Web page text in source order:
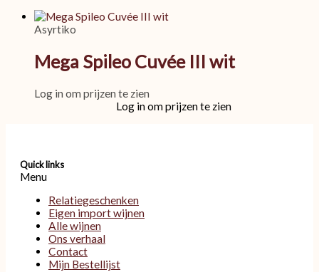
Asyrtiko
Mega Spileo Cuvée III wit
Log in om prijzen te zien
Log in om prijzen te zien
Quick links
Menu
Relatiegeschenken
Eigen import wijnen
Alle wijnen
Ons verhaal
Contact
Mijn Bestellijst